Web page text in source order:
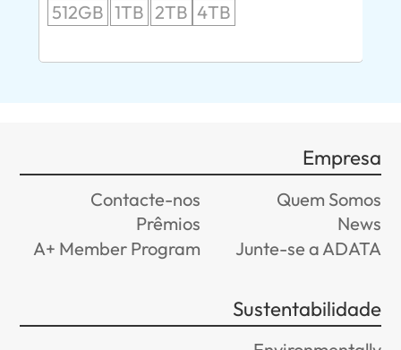
512GB 1TB 2TB 4TB
Empresa
Quem Somos
Contacte-nos
News
Prêmios
Junte-se a ADATA
A+ Member Program
Sustentabilidade